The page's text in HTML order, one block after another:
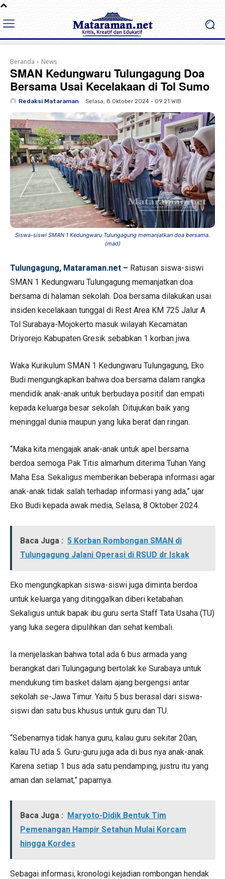
Beranda News
SMAN Kedungwaru Tulungagung Doa
Bersama Usai Kecelakaan di Tol Sumo
Redaksi Mataraman Selasa, 8 Oktober 2024 - 09:21 WIB
Siswa-siswi SMAN 1 Kedungwaru Tulungagung memanjatkan doa bersama.
(mad)
Tulungagung, Mataraman.net – Ratusan siswa-siswi
SMAN 1 Kedungwaru Tulungagung memanjatkan doa
bersama di halaman sekolah. Doa bersama dilakukan usai
insiden kecelakaan tunggal di Rest Area KM 725 Jalur A
Tol Surabaya-Mojokerto masuk wilayah Kecamatan
Driyorejo Kabupaten Gresik sebabkan 1 korban jiwa.
Waka Kurikulum SMAN 1 Kedungwaru Tulungagung, Eko
Budi mengungkapkan bahwa doa bersama dalam rangka
mendidik anak-anak untuk berbudaya positif dan empati
kepada keluarga besar sekolah. Ditujukan baik yang
meninggal dunia maupun yang luka berat dan ringan.
“Maka kita mengajak anak-anak untuk apel bersama
berdoa semoga Pak Titis almarhum diterima Tuhan Yang
Maha Esa. Sekaligus memberikan beberapa informasi agar
anak-anak tidak salah terhadap informasi yang ada,” ujar
Eko Budi kepada awak media, Selasa, 8 Oktober 2024.
Baca Juga : 5 Korban Rombongan SMAN di
Tulungagung Jalani Operasi di RSUD dr Iskak
Eko mengungkapkan siswa-siswi juga diminta berdoa
untuk keluarga yang ditinggalkan diberi ketabahan.
Sekaligus untuk bapak ibu guru serta Staff Tata Usaha (TU)
yang luka segera dipulihkan dan sehat kembali.
Ia menjelaskan bahwa total ada 6 bus armada yang
berangkat dari Tulungagung bertolak ke Surabaya untuk
mendukung tim basket dalam ajang bergengsi antar
sekolah se-Jawa Timur. Yaitu 5 bus berasal dari siswa-
siswi dan satu bus khusus untuk guru dan TU.
“Sebenarnya tidak hanya guru, kalau guru sekitar 20an,
kalau TU ada 5. Guru-guru juga ada di bus nya anak-anak.
Karena setiap 1 bus ada satu pendamping, justru itu yang
aman dan selamat,” paparnya.
Baca Juga : Maryoto-Didik Bentuk Tim
Pemenangan Hampir Setahun Mulai Korcam
hingga Kordes
Sebagai informasi, kronologi kejadian rombongan hendak